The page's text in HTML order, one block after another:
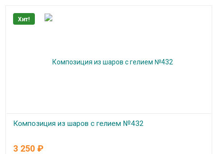
Хит!
Композиция из шаров с гелием №432
3 250 ₽